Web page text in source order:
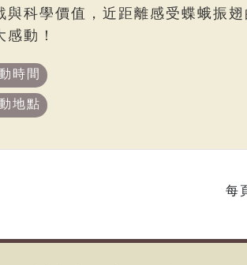
與科學價值，近距離感受蝶蛾振
感動！
時間
地點
每